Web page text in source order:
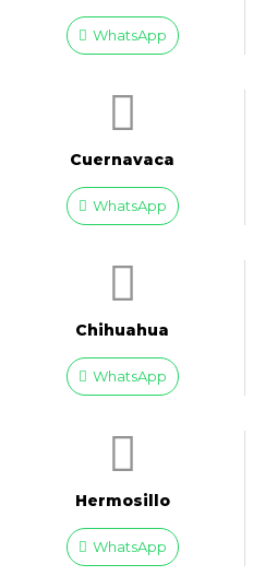
WhatsApp
Cuernavaca
WhatsApp
Chihuahua
WhatsApp
Hermosillo
WhatsApp